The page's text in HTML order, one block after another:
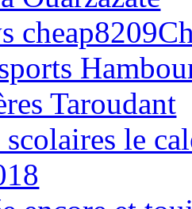
Taroudant
scolaires le